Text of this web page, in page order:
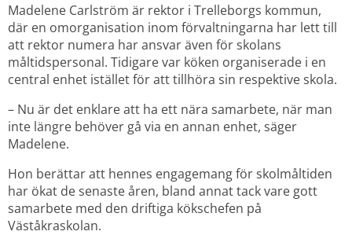
Madelene Carlström är rektor i Trelleborgs kommun,
där en omorganisation inom förvaltningarna har lett till
att rektor numera har ansvar även för skolans
måltidspersonal. Tidigare var köken organiserade i en
central enhet istället för att tillhöra sin respektive skola.
– Nu är det enklare att ha ett nära samarbete, när man
inte längre behöver gå via en annan enhet, säger
Madelene.
Hon berättar att hennes engagemang för skolmåltiden
har ökat de senaste åren, bland annat tack vare gott
samarbete med den driftiga kökschefen på
Väståkraskolan.